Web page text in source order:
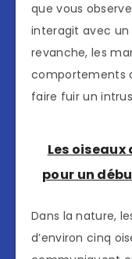
que vous
interagit avec un
revanche, les
comportements
faire fuir un
Les
pour un
Dans la nature,
d’environ cinq